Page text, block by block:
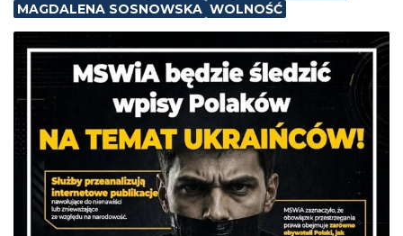
MAGDALENA SOSNOWSKA WOLNOŚĆ